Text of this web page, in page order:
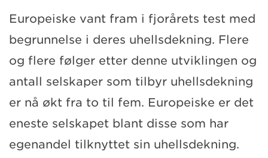
Europeiske vant fram i fjorårets test med
begrunnelse i deres uhellsdekning. Flere
og flere følger etter denne utviklingen og
antall selskaper som tilbyr uhellsdekning
er nå økt fra to til fem. Europeiske er det
eneste selskapet blant disse som har
egenandel tilknyttet sin uhellsdekning.